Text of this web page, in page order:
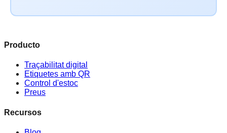
Producto
Traçabilitat digital
Etiquetes amb QR
Control d'estoc
Preus
Recursos